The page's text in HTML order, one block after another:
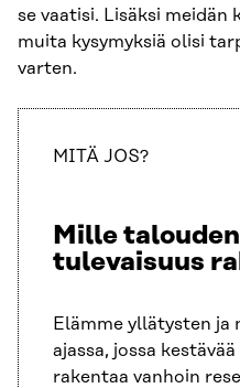
se vaatisi. Lisäksi
muita kysymyksiä olisi
varten.
MITÄ JOS?
Mille
tulevaisuus
Elämme yllätysten ja
ajassa, jossa
rakentaa vanhoin